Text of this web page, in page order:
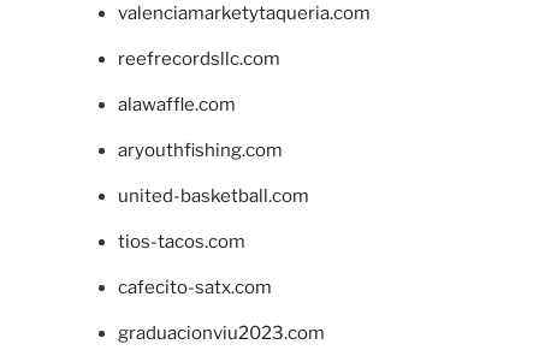
valenciamarketytaqueria.com
reefrecordsllc.com
alawaffle.com
aryouthfishing.com
united-basketball.com
tios-tacos.com
cafecito-satx.com
graduacionviu2023.com